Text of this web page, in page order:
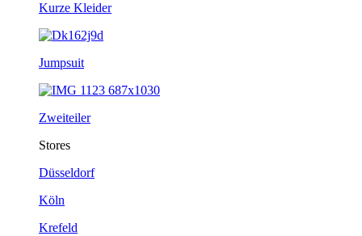
Kurze Kleider
Jumpsuit
Zweiteiler
Stores
Düsseldorf
Köln
Krefeld